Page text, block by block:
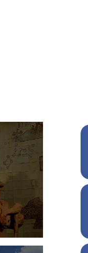
设计
展厅设计
厅设计